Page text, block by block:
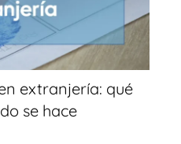
extranjería: qué
se hace